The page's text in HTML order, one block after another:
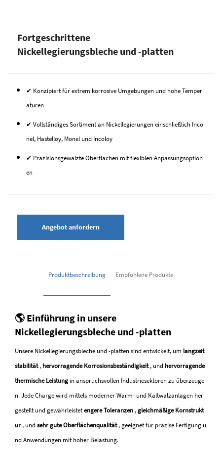
Fortgeschrittene
Nickellegierungsbleche und -platten
✔ Konzipiert für extrem korrosive Umgebungen und hohe Temper
aturen
✔ Vollständiges Sortiment an Nickellegierungen einschließlich Inco
nel, Hastelloy, Monel und Incoloy
✔ Präzisionsgewalzte Oberflächen mit flexiblen Anpassungsoption
en
Angebot anfordern
Produktbeschreibung Empfohlene Produkte
🌎 Einführung in unsere
Nickellegierungsbleche und -platten
Unsere Nickellegierungsbleche und -platten sind entwickelt, um langzeit
stabilität, hervorragende Korrosionsbeständigkeit, und hervorragende
thermische Leistung in anspruchsvollen Industriesektoren zu überzeuge
n. Jede Charge wird mittels moderner Warm- und Kaltwalzanlagen her
gestellt und gewährleistetengere Toleranzen ,gleichmäßige Kornstrukt
ur , undsehr gute Oberflächenqualität, geeignet für präzise Fertigung u
nd Anwendungen mit hoher Belastung.